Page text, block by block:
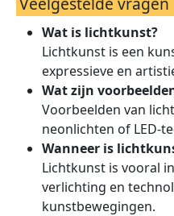
Wat is lichtkunst?
Lichtkunst is een
expressieve en
Wat zijn
Voorbeelden van
neonlichten of LED-
Wanneer is
Lichtkunst is vooral
verlichting en
kunstbewegingen.